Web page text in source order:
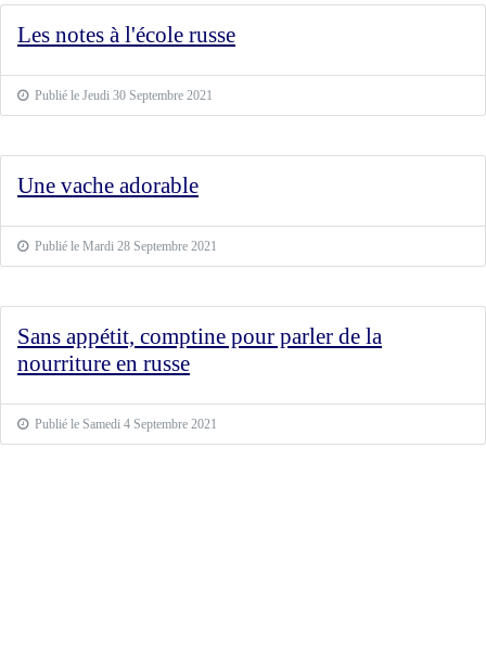
Les notes à l'école russe
Publié le Jeudi 30 Septembre 2021
Une vache adorable
Publié le Mardi 28 Septembre 2021
Sans appétit, comptine pour parler de la
nourriture en russe
Publié le Samedi 4 Septembre 2021